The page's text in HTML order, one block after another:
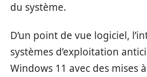
du système.
D’un point de vue logiciel,
systèmes d’exploitation
Windows 11 avec des mises